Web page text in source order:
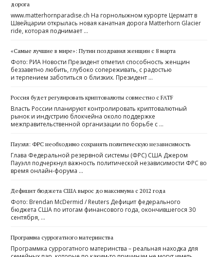
дорога
www.matterhornparadise.ch На горнолыжном курорте Церматт в
Швейцарии открылась новая канатная дорога Matterhorn Glacier
ride, которая поднимает …
«Самые лучшие в мире»: Путин поздравил женщин с 8 марта
Фото: РИА Новости Президент отметил способность женщин
беззаветно любить, глубоко сопереживать, с радостью
и терпением заботиться о близких. Президент …
Россия будет регулировать криптовалюты совместно с FATF
Власть России планируют контролировать криптовалютный
рынок и индустрию блокчейна около поддержке
межправительственной организации по борьбе с …
Пауэлл: ФРС необходимо сохранять политическую независимость
Глава Федеральной резервной системы (ФРС) США Джером
Пауэлл подчеркнул важность политической независимости ФРС во
время онлайн-форума …
Дефицит бюджета США вырос до максимума с 2012 года
Фото: Brendan McDermid / Reuters Дефицит федерального
бюджета США по итогам финансового года, окончившегося 30
сентября, …
Программа суррогатного материнства
Программка суррогатного материнства – реальная находка для